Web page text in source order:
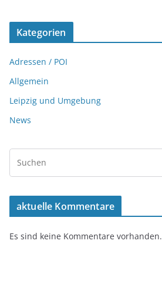
Kategorien
Adressen / POI
Allgemein
Leipzig und Umgebung
News
aktuelle Kommentare
Es sind keine Kommentare vorhanden.